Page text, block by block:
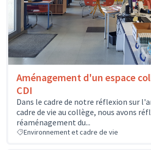
Aménagement d'un espace
CDI
Dans le cadre de notre réflexion sur
cadre de vie au collège, nous avons
réaménagement du...
Environnement et cadre de vie